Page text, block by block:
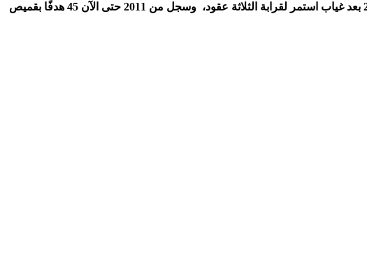
كان صلاح دورًا كبيرًا مع منتخب بلاده منتخب مصر، لعب للأعمار السنية وخاض أولمبياد 2012 وأوصل الفراعنة لكأس العالم 2018 بعد غياب استمر لقرابة الثلاثة عقود، وسجل من 2011 حتى الآن 45 هدفًا بقميص